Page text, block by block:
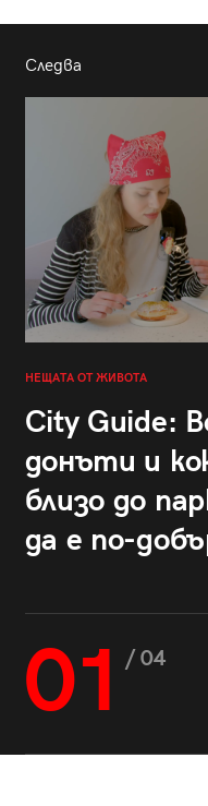
Следва
НЕЩАТА ОТ ЖИВОТА
City Guide:
донъти и
близо до
да е по-
01 / 04